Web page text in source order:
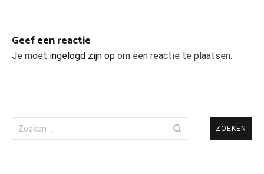
Geef een reactie
Je moet ingelogd zijn op om een reactie te plaatsen.
naar: